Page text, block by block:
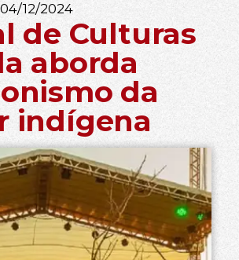
04/12/2024
de Culturas
aborda
da
indígena